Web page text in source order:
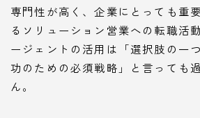
専門性が高く、企業にとっても重
るソリューション営業への転職活
ージェントの活用は「選択肢の一
功のための必須戦略」と言っても
ん。